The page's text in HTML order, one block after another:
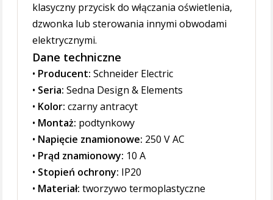
klasyczny przycisk do włączania oświetlenia,
dzwonka lub sterowania innymi obwodami
elektrycznymi.
Dane techniczne
• Producent: Schneider Electric
• Seria: Sedna Design & Elements
• Kolor: czarny antracyt
• Montaż: podtynkowy
• Napięcie znamionowe: 250 V AC
• Prąd znamionowy: 10 A
• Stopień ochrony: IP20
• Materiał: tworzywo termoplastyczne